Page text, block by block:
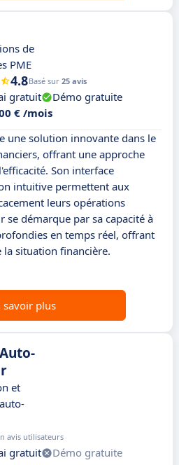
de
PME
4.8Basé sur 25 avis
gratuit
Démo gratuite
€ /mois
une solution innovante dans le
offrant une approche
Son interface
intuitive permettent aux
leurs opérations
se démarque par sa capacité à
en temps réel, offrant
situation financière.
savoir plus
et
avis utilisateurs
gratuit
Démo gratuite